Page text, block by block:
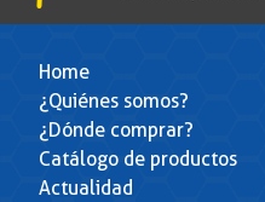
Home
¿Quiénes somos?
¿Dónde comprar?
Catálogo de productos
Actualidad